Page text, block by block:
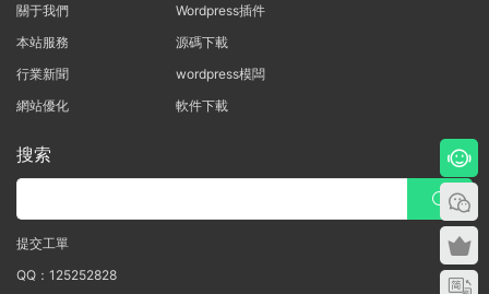
關于我們
本站服務
行業新聞
網站優化
Wordpress插件
源碼下載
wordpress模闆
軟件下載
搜索
提交工單
QQ：125252828